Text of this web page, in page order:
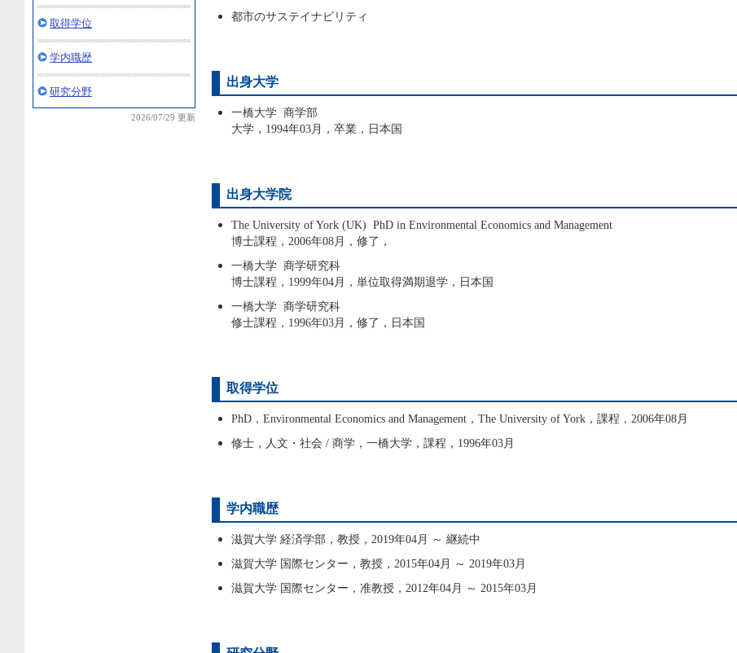
取得学位
学内職歴
研究分野
2026/07/29 更新
都市のサステイナビリティ
出身大学
一橋大学 商学部
大学，1994年03月，卒業，日本国
出身大学院
The University of York (UK) PhD in Environmental Economics and Management
博士課程，2006年08月，修了，
一橋大学 商学研究科
博士課程，1999年04月，単位取得満期退学，日本国
一橋大学 商学研究科
修士課程，1996年03月，修了，日本国
取得学位
PhD，Environmental Economics and Management，The University of York，課程，2006年08月
修士，人文・社会 / 商学，一橋大学，課程，1996年03月
学内職歴
滋賀大学 経済学部，教授，2019年04月 ～ 継続中
滋賀大学 国際センター，教授，2015年04月 ～ 2019年03月
滋賀大学 国際センター，准教授，2012年04月 ～ 2015年03月